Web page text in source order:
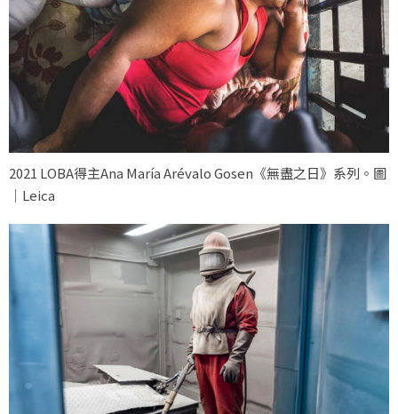
2021 LOBA得主Ana María Arévalo Gosen《無盡之日》系列。圖
｜Leica